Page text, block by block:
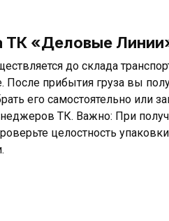
ТК «Деловые
до склада
После прибытия груза вы
его самостоятельно или
ТК. Важно: При
целостность